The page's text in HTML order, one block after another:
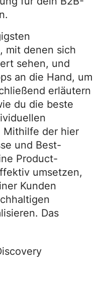
mit denen sich
sehen, und
an die Hand, um
erläutern
du die beste
Mithilfe der hier
und Best-
Product-
umsetzen,
Kunden
Das